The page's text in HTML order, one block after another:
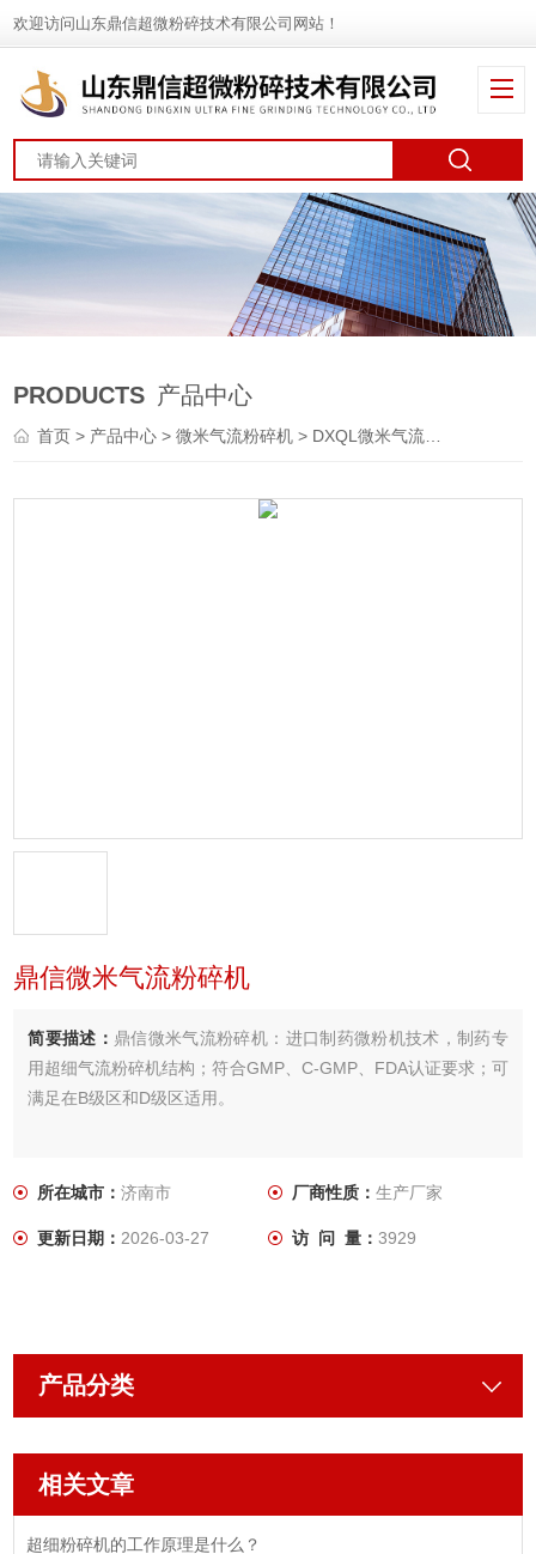
欢迎访问山东鼎信超微粉碎技术有限公司网站！
PRODUCTS 产品中心
首页> 产品中心 >微米气流粉碎机 > DXQL微米气流粉碎机
鼎信微米气流粉碎机
简要描述： 鼎信微米气流粉碎机：进口制药微粉机技术，制药专
用超细气流粉碎机结构；符合GMP、C-GMP、FDA认证要求；可
满足在B级区和D级区适用。
所在城市：济南市 厂商性质： 生产厂家
更新日期：2026-03-27 访 问 量： 3929
产品分类
相关文章
超细粉碎机的工作原理是什么？